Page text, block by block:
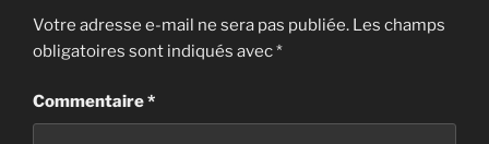
Votre adresse e-mail ne sera pas publiée. Les champs
obligatoires sont indiqués avec*
Commentaire*